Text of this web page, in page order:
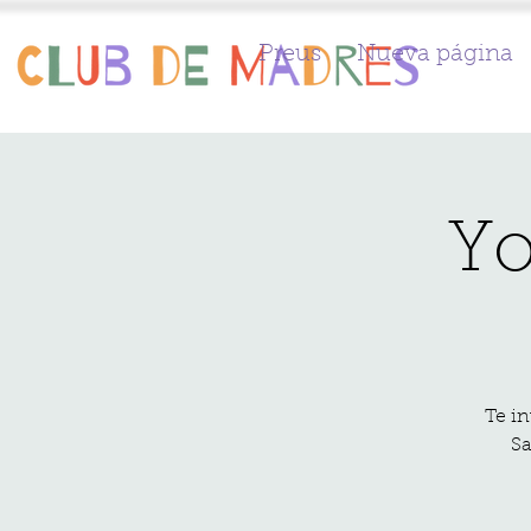
Preus Nueva página
Te